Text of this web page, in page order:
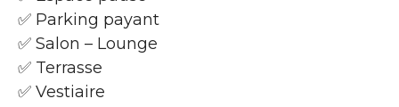
✅ Parking payant
✅ Salon – Lounge
✅ Terrasse
✅ Vestiaire